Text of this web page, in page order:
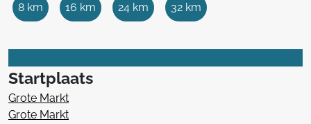
8 km 16 km 24 km 32 km
Startplaats
Grote Markt
Grote Markt